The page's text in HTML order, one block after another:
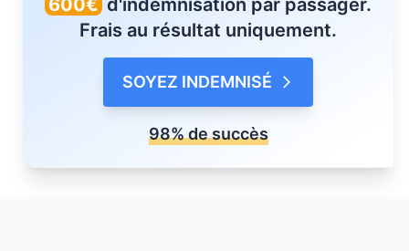
600€ d'indemnisation par passager.
Frais au résultat uniquement.
SOYEZ INDEMNISÉ
98% de succès